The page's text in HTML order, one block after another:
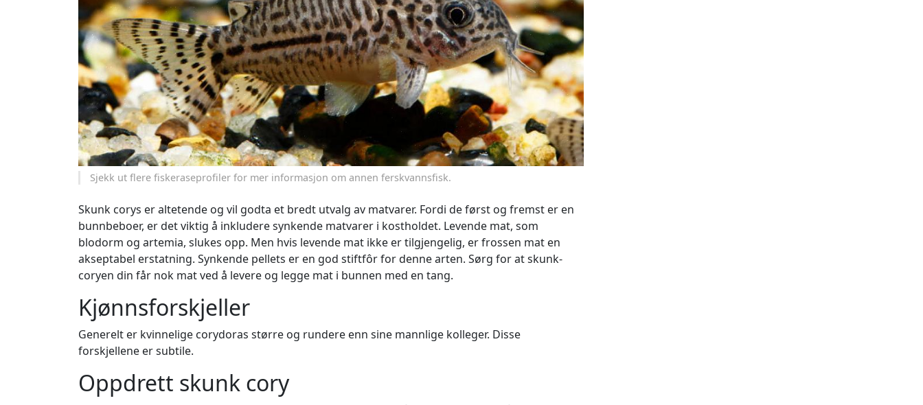
Sjekk ut flere fiskeraseprofiler for mer informasjon om annen ferskvannsfisk.
Skunk corys er altetende og vil godta et bredt utvalg av matvarer. Fordi de først og fremst er en
bunnbeboer, er det viktig å inkludere synkende matvarer i kostholdet. Levende mat, som
blodorm og artemia, slukes opp. Men hvis levende mat ikke er tilgjengelig, er frossen mat en
akseptabel erstatning. Synkende pellets er en god stiftfôr for denne arten. Sørg for at skunk-
coryen din får nok mat ved å levere og legge mat i bunnen med en tang.
Kjønnsforskjeller
Generelt er kvinnelige corydoras større og rundere enn sine mannlige kolleger. Disse
forskjellene er subtile.
Oppdrett skunk cory